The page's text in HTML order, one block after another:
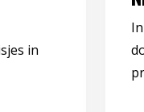
in